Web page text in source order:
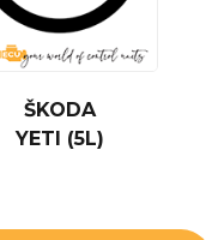
ŠKODA
YETI (5L)